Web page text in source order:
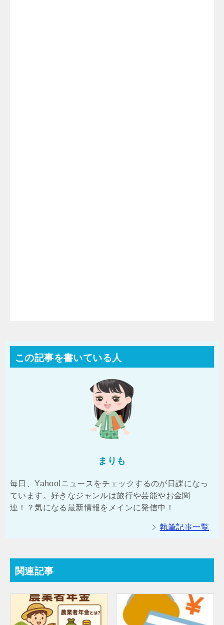
この記事を書いている人
まりも
毎日、Yahoo!ニュースをチェックするのが日課になっ
ています。好きなジャンルは旅行や芸能やお金関
連！？気になる最新情報をメインに発信中！
執筆記事一覧
関連記事